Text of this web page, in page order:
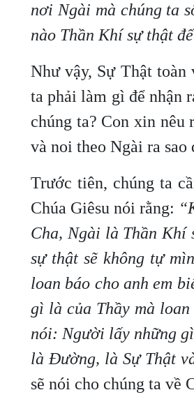
nơi Ngài mà chúng ta
nào Thần Khí sự thật
Như vậy, Sự Thật
ta phải làm gì để nhận
chúng ta? Con xin nêu
và noi theo Ngài ra
Trước tiên, chúng ta
Chúa Giêsu nói rằng:
Cha, Ngài là Thần Khí
sự thật sẽ không tự
loan báo cho anh em
gì là của Thầy mà
nói: Người lấy những
là Đường, là Sự Thật
sẽ nói cho chúng ta về